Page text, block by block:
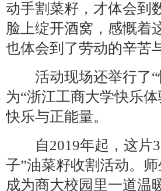
动手割菜籽，才体会到
脸上绽开酒窝，感慨着
也体会到了劳动的辛苦
活动现场还举行了“
为“浙江工商大学快乐
快乐与正能量。
自2019年起，这片
子”油菜籽收割活动。
成为商大校园里一道温